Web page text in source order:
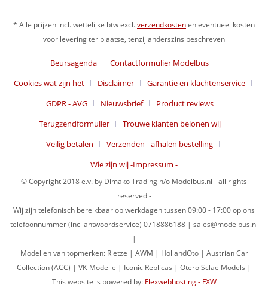
* Alle prijzen incl. wettelijke btw excl.verzendkostenen eventueel kosten
voor levering ter plaatse, tenzij anderszins beschreven
Beursagenda
Contactformulier Modelbus
Cookies wat zijn het
Disclaimer
Garantie en klachtenservice
GDPR - AVG
Nieuwsbrief
Product reviews
Terugzendformulier
Trouwe klanten belonen wij
Veilig betalen
Verzenden - afhalen bestelling
Wie zijn wij -Impressum -
© Copyright 2018 e.v. by Dimako Trading h/o Modelbus.nl - all rights
reserved -
Wij zijn telefonisch bereikbaar op werkdagen tussen 09:00 - 17:00 op ons
telefoonnummer (incl antwoordservice) 0718886188 | sales@modelbus.nl
|
Modellen van topmerken: Rietze | AWM | HollandOto | Austrian Car
Collection (ACC) | VK-Modelle | Iconic Replicas | Otero Sclae Models |
This website is powered by: Flexwebhosting - FXW